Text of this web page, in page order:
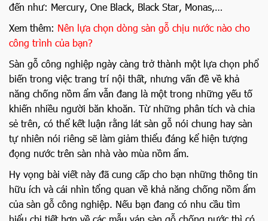
đến như: Mercury, One Black, Black Star, Monas,…
Xem thêm: Nên lựa chọn dòng sàn gỗ chịu nước nào cho
công trình của bạn?
Sàn gỗ công nghiệp ngày càng trở thành một lựa chọn phổ
biến trong việc trang trí nội thất, nhưng vấn đề về khả
năng chống nồm ẩm vẫn đang là một trong những yếu tố
khiến nhiều người băn khoăn. Từ những phân tích và chia
sẻ trên, có thể kết luận rằng lát sàn gỗ nói chung hay sàn
tự nhiên nói riêng sẽ làm giảm thiểu đáng kể hiện tượng
đọng nước trên sàn nhà vào mùa nồm ẩm.
Hy vọng bài viết này đã cung cấp cho bạn những thông tin
hữu ích và cái nhìn tổng quan về khả năng chống nồm ẩm
của sàn gỗ công nghiệp. Nếu bạn đang có nhu cầu tìm